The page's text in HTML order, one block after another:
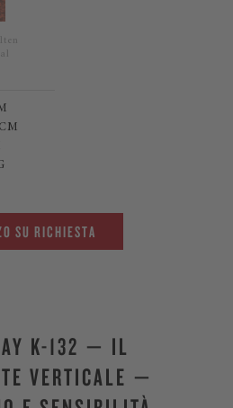
SU RICHIESTA
K-132 — IL
VERTICALE —